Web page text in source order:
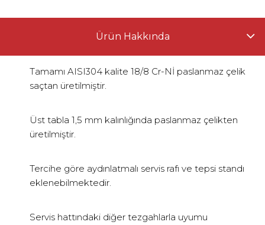
Ürün Hakkında
Tamamı AISI304 kalite 18/8 Cr-Nİ paslanmaz çelik
saçtan üretilmiştir.
Üst tabla 1,5 mm kalınlığında paslanmaz çelikten
üretilmiştir.
Tercihe göre aydınlatmalı servis rafı ve tepsi standı
eklenebilmektedir.
Servis hattındaki diğer tezgahlarla uyumu